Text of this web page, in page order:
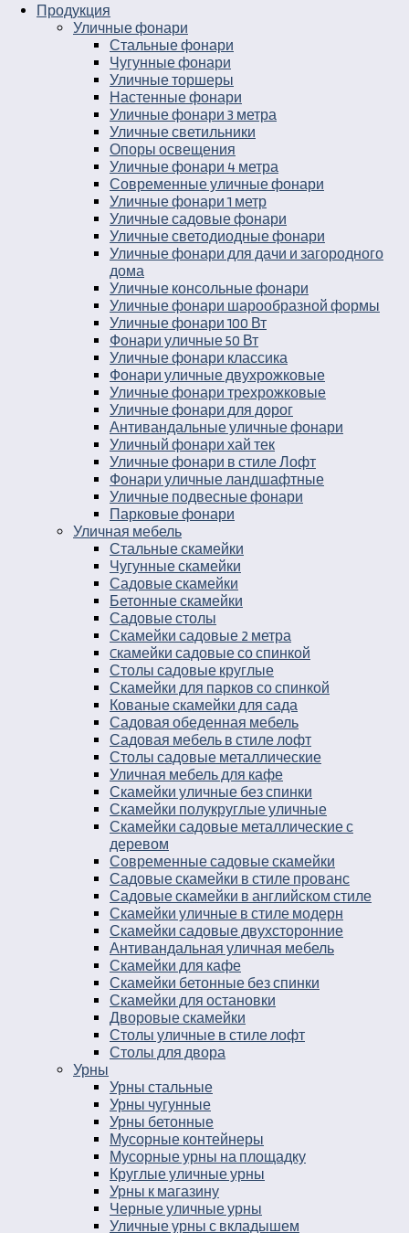
Продукция
Уличные фонари
Стальные фонари
Чугунные фонари
Уличные торшеры
Настенные фонари
Уличные фонари 3 метра
Уличные светильники
Опоры освещения
Уличные фонари 4 метра
Современные уличные фонари
Уличные фонари 1 метр
Уличные садовые фонари
Уличные светодиодные фонари
Уличные фонари для дачи и загородного
дома
Уличные консольные фонари
Уличные фонари шарообразной формы
Уличные фонари 100 Вт
Фонари уличные 50 Вт
Уличные фонари классика
Фонари уличные двухрожковые
Уличные фонари трехрожковые
Уличные фонари для дорог
Антивандальные уличные фонари
Уличный фонари хай тек
Уличные фонари в стиле Лофт
Фонари уличные ландшафтные
Уличные подвесные фонари
Парковые фонари
Уличная мебель
Стальные скамейки
Чугунные скамейки
Садовые скамейки
Бетонные скамейки
Садовые столы
Скамейки садовые 2 метра
Cкамейки садовые со спинкой
Столы садовые круглые
Скамейки для парков со спинкой
Кованые скамейки для сада
Садовая обеденная мебель
Садовая мебель в стиле лофт
Столы садовые металлические
Уличная мебель для кафе
Скамейки уличные без спинки
Скамейки полукруглые уличные
Скамейки садовые металлические с
деревом
Современные садовые скамейки
Садовые скамейки в стиле прованс
Садовые скамейки в английском стиле
Скамейки уличные в стиле модерн
Скамейки садовые двухсторонние
Антивандальная уличная мебель
Скамейки для кафе
Скамейки бетонные без спинки
Скамейки для остановки
Дворовые скамейки
Столы уличные в стиле лофт
Столы для двора
Урны
Урны стальные
Урны чугунные
Урны бетонные
Мусорные контейнеры
Мусорные урны на площадку
Круглые уличные урны
Урны к магазину
Черные уличные урны
Уличные урны с вкладышем